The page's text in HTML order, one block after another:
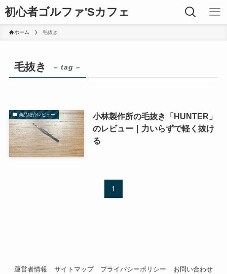
初心者ゴルファ'Sカフェ
ホーム 毛抜き
毛抜き – tag –
商品紹介レビュー
小林製作所の毛抜き「HUNTER」
のレビュー｜力いらずで軽く抜け
る
1
運営者情報 サイトマップ プライバシーポリシー お問い合わせ